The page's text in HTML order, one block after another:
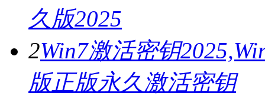
久版2025
2Win7激活密钥
版正版永久激活密钥